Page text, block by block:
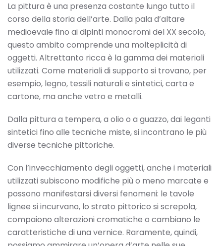
La pittura è una presenza costante lungo tutto il
corso della storia dell’arte. Dalla pala d’altare
medioevale fino ai dipinti monocromi del XX secolo,
questo ambito comprende una molteplicità di
oggetti. Altrettanto ricca è la gamma dei materiali
utilizzati. Come materiali di supporto si trovano, per
esempio, legno, tessili naturali e sintetici, carta e
cartone, ma anche vetro e metalli.
Dalla pittura a tempera, a olio o a guazzo, dai leganti
sintetici fino alle tecniche miste, si incontrano le più
diverse tecniche pittoriche.
Con l’invecchiamento degli oggetti, anche i materiali
utilizzati subiscono modifiche più o meno marcate e
possono manifestarsi diversi fenomeni: le tavole
lignee si incurvano, lo strato pittorico si screpola,
compaiono alterazioni cromatiche o cambiano le
caratteristiche di una vernice. Raramente, quindi,